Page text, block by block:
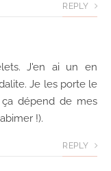
REPLY
J'en ai un en
Je les porte le
ça dépend de mes
!).
REPLY